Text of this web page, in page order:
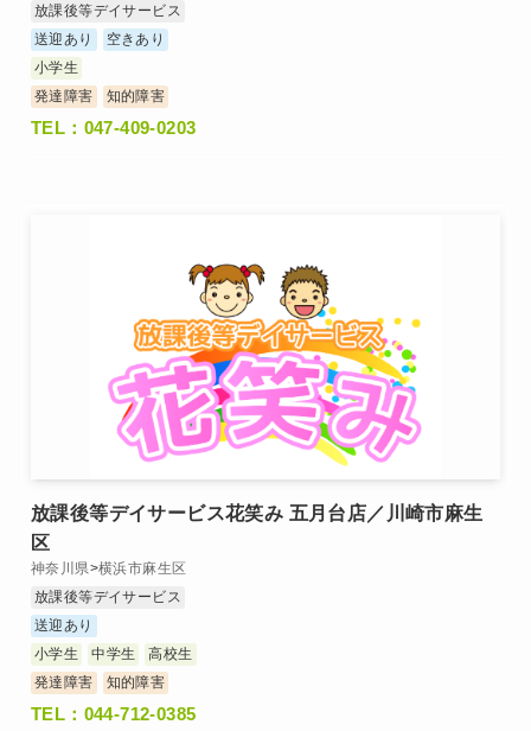
放課後等デイサービス
送迎あり
空きあり
小学生
発達障害
知的障害
TEL：047-409-0203
放課後等デイサービス花笑み 五月台店／川崎市麻生
区
神奈川県>横浜市麻生区
放課後等デイサービス
送迎あり
小学生
中学生
高校生
発達障害
知的障害
TEL：044-712-0385